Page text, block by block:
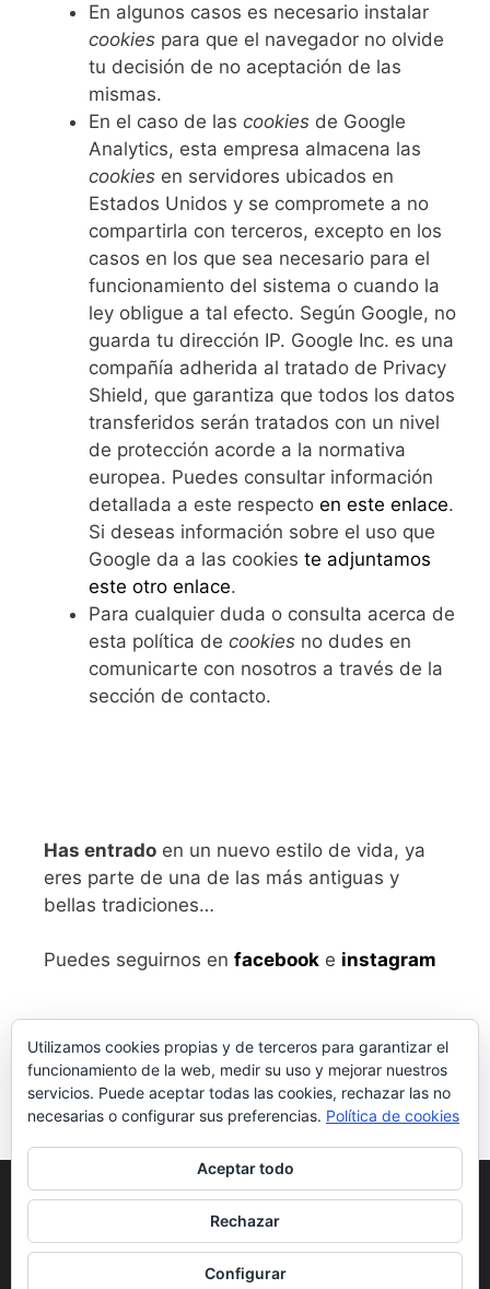
En algunos casos es necesario instalar
cookies para que el navegador no olvide
tu decisión de no aceptación de las
mismas.
En el caso de las cookies de Google
Analytics, esta empresa almacena las
cookies en servidores ubicados en
Estados Unidos y se compromete a no
compartirla con terceros, excepto en los
casos en los que sea necesario para el
funcionamiento del sistema o cuando la
ley obligue a tal efecto. Según Google, no
guarda tu dirección IP. Google Inc. es una
compañía adherida al tratado de Privacy
Shield, que garantiza que todos los datos
transferidos serán tratados con un nivel
de protección acorde a la normativa
europea. Puedes consultar información
detallada a este respecto en este enlace.
Si deseas información sobre el uso que
Google da a las cookies te adjuntamos
este otro enlace.
Para cualquier duda o consulta acerca de
esta política de cookies no dudes en
comunicarte con nosotros a través de la
sección de contacto.
Has entrado en un nuevo estilo de vida, ya
eres parte de una de las más antiguas y
bellas tradiciones…
Puedes seguirnos en facebook e instagram
Aviso legaly Política de Privacidad
Condiciones generales de compra
Utilizamos cookies propias y de terceros para garantizar el
funcionamiento de la web, medir su uso y mejorar nuestros
servicios. Puede aceptar todas las cookies, rechazar las no
necesarias o configurar sus preferencias. Política de cookies
Aceptar todo
Rechazar
Configurar